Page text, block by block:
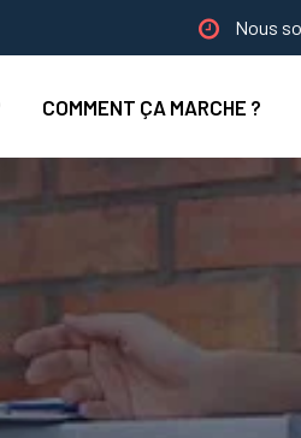
Nous
COMMENT ÇA MARCHE ?